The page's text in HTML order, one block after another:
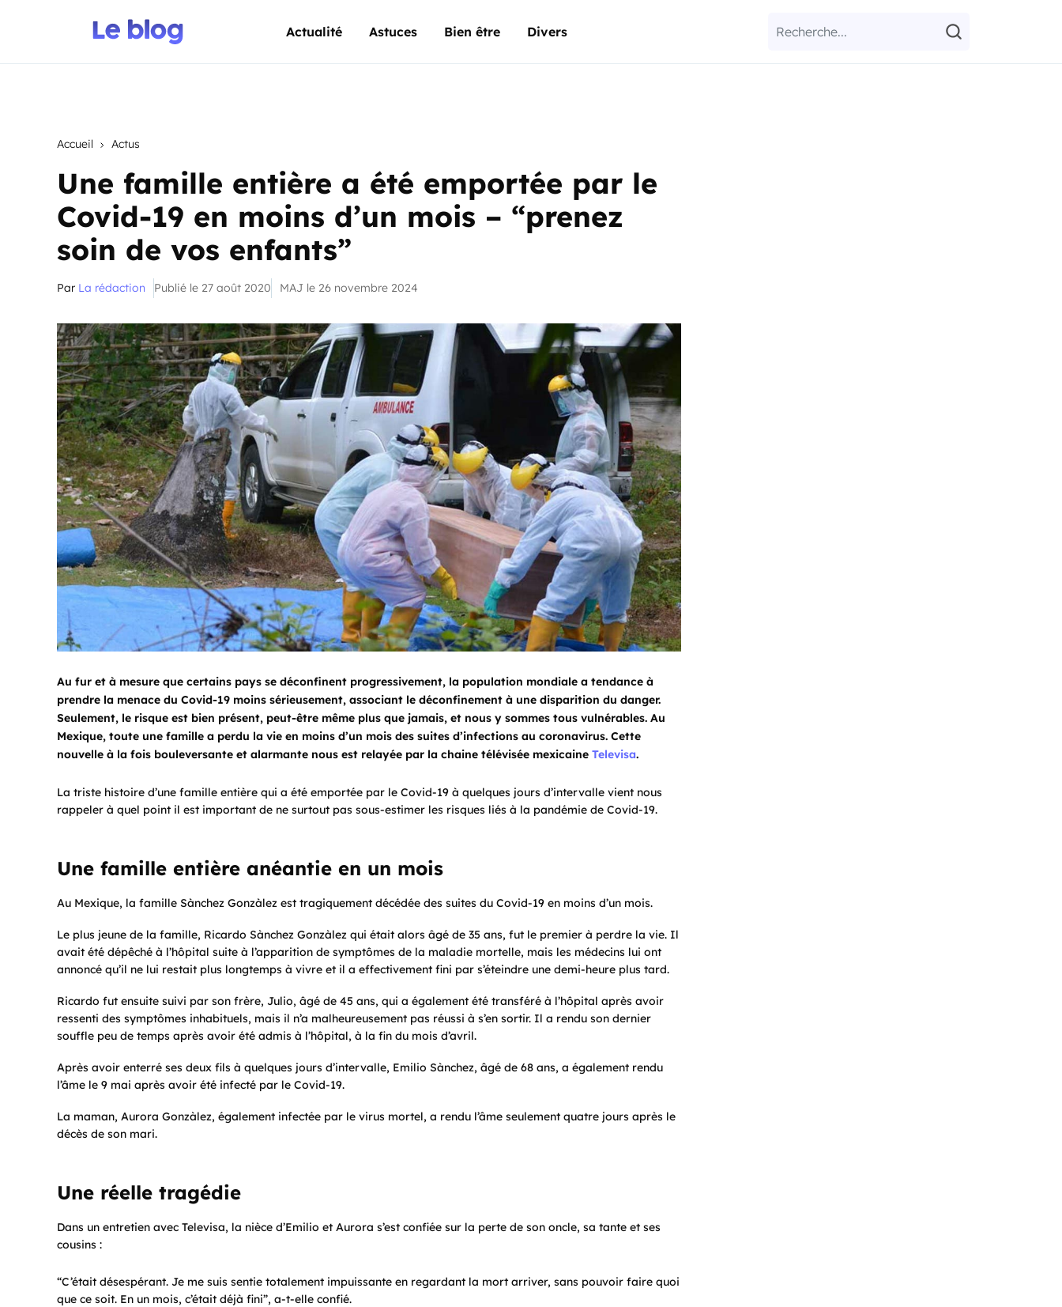
Actualité Astuces Bien être Divers
Accueil Actus
Une famille entière a été emportée par le
Covid-19 en moins d’un mois – “prenez
soin de vos enfants”
Par La rédaction Publié le 27 août 2020 MAJ le 26 novembre 2024
Au fur et à mesure que certains pays se déconfinent progressivement, la population mondiale a tendance à
prendre la menace du Covid-19 moins sérieusement, associant le déconfinement à une disparition du danger.
Seulement, le risque est bien présent, peut-être même plus que jamais, et nous y sommes tous vulnérables. Au
Mexique, toute une famille a perdu la vie en moins d’un mois des suites d’infections au coronavirus. Cette
nouvelle à la fois bouleversante et alarmante nous est relayée par la chaine télévisée mexicaine Televisa.
La triste histoire d’une famille entière qui a été emportée par le Covid-19 à quelques jours d’intervalle vient nous
rappeler à quel point il est important de ne surtout pas sous-estimer les risques liés à la pandémie de Covid-19.
Une famille entière anéantie en un mois
Au Mexique, la famille Sànchez Gonzàlez est tragiquement décédée des suites du Covid-19 en moins d’un mois.
Le plus jeune de la famille, Ricardo Sànchez Gonzàlez qui était alors âgé de 35 ans, fut le premier à perdre la vie. Il
avait été dépêché à l’hôpital suite à l’apparition de symptômes de la maladie mortelle, mais les médecins lui ont
annoncé qu’il ne lui restait plus longtemps à vivre et il a effectivement fini par s’éteindre une demi-heure plus tard.
Ricardo fut ensuite suivi par son frère, Julio, âgé de 45 ans, qui a également été transféré à l’hôpital après avoir
ressenti des symptômes inhabituels, mais il n’a malheureusement pas réussi à s’en sortir. Il a rendu son dernier
souffle peu de temps après avoir été admis à l’hôpital, à la fin du mois d’avril.
Après avoir enterré ses deux fils à quelques jours d’intervalle, Emilio Sànchez, âgé de 68 ans, a également rendu
l’âme le 9 mai après avoir été infecté par le Covid-19.
La maman, Aurora Gonzàlez, également infectée par le virus mortel, a rendu l’âme seulement quatre jours après le
décès de son mari.
Une réelle tragédie
Dans un entretien avec Televisa, la nièce d’Emilio et Aurora s’est confiée sur la perte de son oncle, sa tante et ses
cousins :
“C’était désespérant. Je me suis sentie totalement impuissante en regardant la mort arriver, sans pouvoir faire quoi
que ce soit. En un mois, c’était déjà fini”, a-t-elle confié.